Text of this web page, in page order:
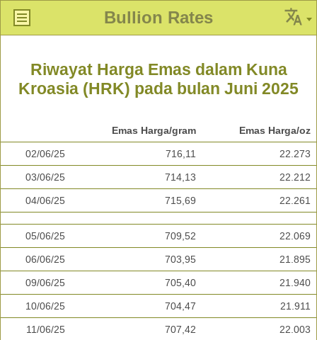
Bullion Rates
Riwayat Harga Emas dalam Kuna
Kroasia (HRK) pada bulan Juni 2025
Emas Harga/gram Emas Harga/oz
02/06/25 716,11 22.273
03/06/25 714,13 22.212
04/06/25 715,69 22.261
05/06/25 709,52 22.069
06/06/25 703,95 21.895
09/06/25 705,40 21.940
10/06/25 704,47 21.911
11/06/25 707,42 22.003